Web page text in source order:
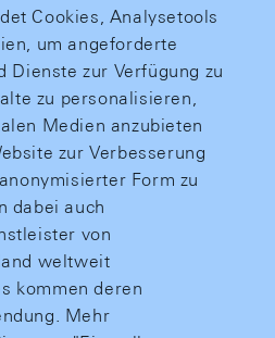
Cookies, Analysetools
um angeforderte
Dienste zur Verfügung zu
zu personalisieren,
Medien anzubieten
zur Verbesserung
Form zu
dabei auch
von
weltweit
kommen deren
Mehr